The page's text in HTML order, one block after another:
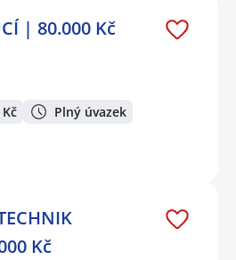
| 80.000 Kč
Plný úvazek
Kč